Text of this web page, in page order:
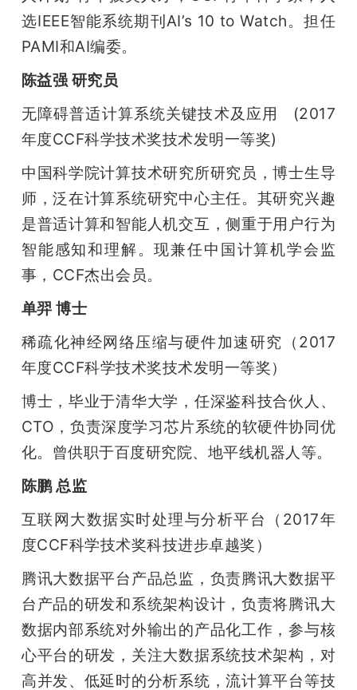
选IEEE智能系统期刊AI’s 10 to Watch。担任
PAMI和AI编委。
陈益强 研究员
无障碍普适计算系统关键技术及应用   (2017
年度CCF科学技术奖技术发明一等奖)
中国科学院计算技术研究所研究员，博士生导
师，泛在计算系统研究中心主任。其研究兴趣
是普适计算和智能人机交互，侧重于用户行为
智能感知和理解。现兼任中国计算机学会监
事，CCF杰出会员。
单羿 博士
稀疏化神经网络压缩与硬件加速研究（2017
年度CCF科学技术奖技术发明一等奖）
博士，毕业于清华大学，任深鉴科技合伙人、
CTO，负责深度学习芯片系统的软硬件协同优
化。曾供职于百度研究院、地平线机器人等。
陈鹏 总监
互联网大数据实时处理与分析平台（2017年
度CCF科学技术奖科技进步卓越奖）
腾讯大数据平台产品总监，负责腾讯大数据平
台产品的研发和系统架构设计，负责将腾讯大
数据内部系统对外输出的产品化工作，参与核
心平台的研发，关注大数据系统技术架构，对
高并发、低延时的分析系统，流计算平台等技